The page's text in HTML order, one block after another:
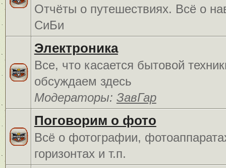
Отчёты о путешествиях. Всё о
СиБи
Электроника
Все, что касается бытовой
обсуждаем здесь
Модераторы: ЗавГар
Поговорим о фото
Всё о фотографии,
горизонтах и т.п.